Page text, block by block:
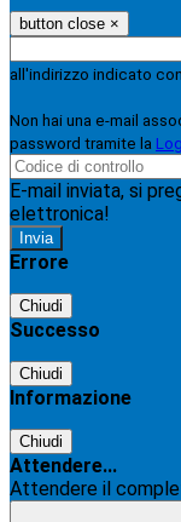
button close ×
all'indirizzo indicato
Non hai una e-mail
password tramite la
E-mail inviata, si
elettronica!
Errore
Chiudi
Successo
Chiudi
Informazione
Chiudi
Attendere...
Attendere il